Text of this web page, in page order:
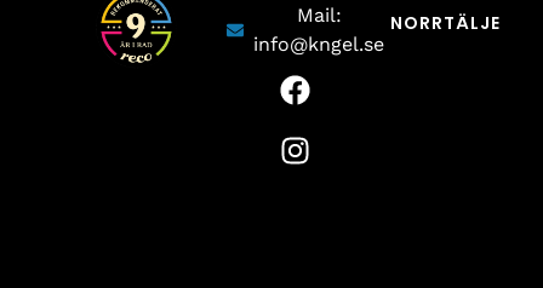
Mail:
info@kngel.se
NORRTÄLJE